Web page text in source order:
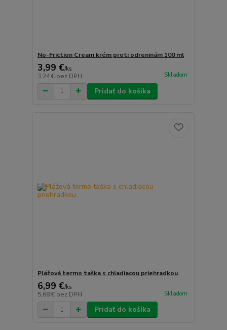
No-Friction Cream krém proti odreninám 100 ml
3,99 €/ks
3,24 € bez DPH Skladom
Pridať do košíka
Plážová termo taška s chladiacou priehradkou
6,99 €/ks
5,68 € bez DPH Skladom
Pridať do košíka